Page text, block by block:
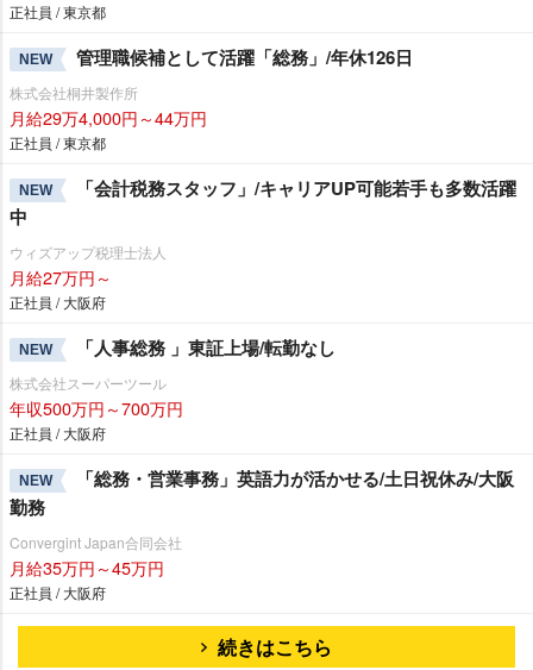
正社員 / 東京都
NEW 管理職候補として活躍「総務」/年休126日
株式会社桐井製作所
月給29万4,000円～44万円
正社員 / 東京都
NEW
「会計税務スタッフ」/キャリアUP可能若手も多数活躍
中
ウィズアップ税理士法人
月給27万円～
正社員 / 大阪府
NEW 「人事総務 」東証上場/転勤なし
株式会社スーパーツール
年収500万円～700万円
正社員 / 大阪府
NEW
「総務・営業事務」英語力が活かせる/土日祝休み/大阪
勤務
Convergint Japan合同会社
月給35万円～45万円
正社員 / 大阪府
続きはこちら